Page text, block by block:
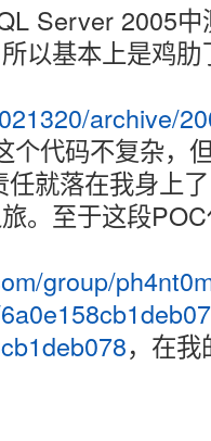
Server 2005中
以基本上是鸡
archive/
个代码不复杂，
就落在我身上
。至于这段
group/
，在